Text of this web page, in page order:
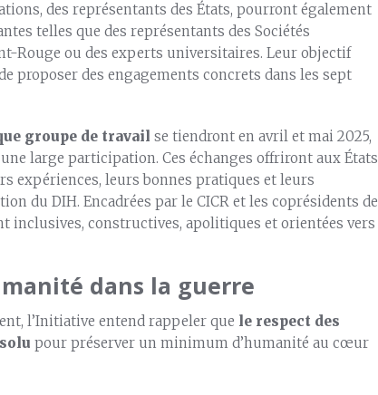
des représentants des États, pourront également
telles que des représentants des Sociétés
Rouge ou des experts universitaires. Leur objectif
proposer des engagements concrets dans les sept
groupe de travail se tiendront en avril et mai 2025,
large participation. Ces échanges offriront aux États
expériences, leurs bonnes pratiques et leurs
du DIH. Encadrées par le CICR et les coprésidents de
inclusives, constructives, apolitiques et orientées vers
dans la guerre
l’Initiative entend rappeler que le respect des
pour préserver un minimum d’humanité au cœur